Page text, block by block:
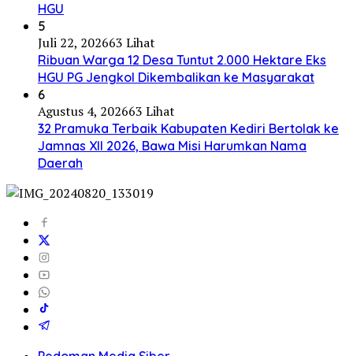
HGU
5
Juli 22, 202663 Lihat
Ribuan Warga 12 Desa Tuntut 2.000 Hektare Eks
HGU PG Jengkol Dikembalikan ke Masyarakat
6
Agustus 4, 202663 Lihat
32 Pramuka Terbaik Kabupaten Kediri Bertolak ke
Jamnas XII 2026, Bawa Misi Harumkan Nama
Daerah